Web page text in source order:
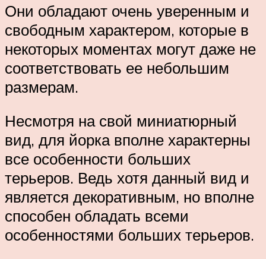
Они обладают очень уверенным и
свободным характером, которые в
некоторых моментах могут даже не
соответствовать ее небольшим
размерам.
Несмотря на свой миниатюрный
вид, для йорка вполне характерны
все особенности больших
терьеров. Ведь хотя данный вид и
является декоративным, но вполне
способен обладать всеми
особенностями больших терьеров.